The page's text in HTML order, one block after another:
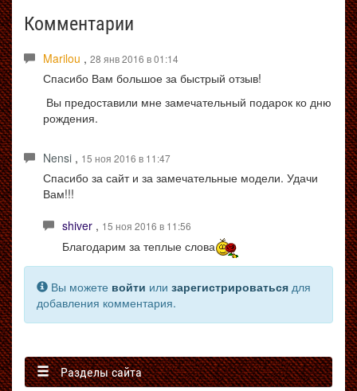
Комментарии
Marilou , 28 янв 2016 в 01:14
Спасибо Вам большое за быстрый отзыв!
Вы предоставили мне замечательный подарок ко дню
рождения.
Nensi , 15 ноя 2016 в 11:47
Спасибо за сайт и за замечательные модели. Удачи
Вам!!!
shiver , 15 ноя 2016 в 11:56
Благодарим за теплые слова
Вы можете войти или зарегистрироваться для
добавления комментария.
Разделы сайта